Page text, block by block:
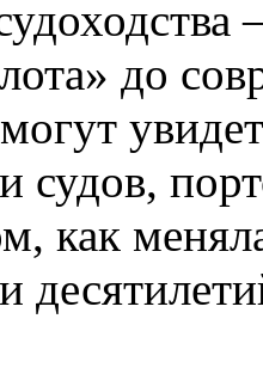
до
судов,
как